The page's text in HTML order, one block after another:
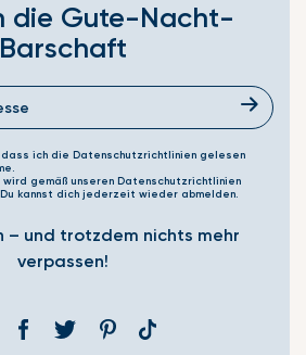
die Gute-Nacht-
Barschaft
ich die Datenschutzrichtlinien gelesen
gemäß unseren Datenschutzrichtlinien
kannst dich jederzeit wieder abmelden.
– und trotzdem nichts mehr
verpassen!
FacebookÞjórsárdenPinterestTranslation